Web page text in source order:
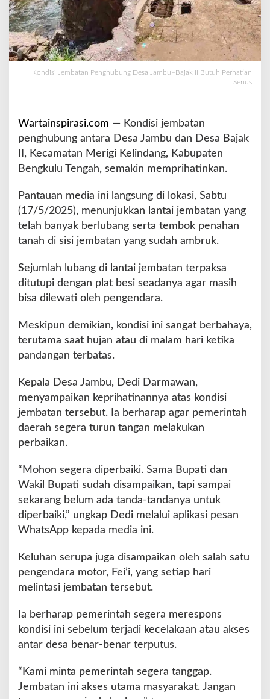
k
a
n
,
a
n
P
e
h
u
b
u
D
e
s
J
m
–
B
j
a
I
u
t
u
h
r
h
a
i
n
S
r
i
Kondisi Jembatan Penghubung Desa Jambu–Bajak II Butuh Perhatian
Serius
Wartainspirasi.com — Kondisi jembatan
penghubung antara Desa Jambu dan Desa Bajak
II, Kecamatan Merigi Kelindang, Kabupaten
Bengkulu Tengah, semakin memprihatinkan.
Pantauan media ini langsung di lokasi, Sabtu
(17/5/2025), menunjukkan lantai jembatan yang
telah banyak berlubang serta tembok penahan
tanah di sisi jembatan yang sudah ambruk.
Sejumlah lubang di lantai jembatan terpaksa
ditutupi dengan plat besi seadanya agar masih
bisa dilewati oleh pengendara.
Meskipun demikian, kondisi ini sangat berbahaya,
terutama saat hujan atau di malam hari ketika
pandangan terbatas.
Kepala Desa Jambu, Dedi Darmawan,
menyampaikan keprihatinannya atas kondisi
jembatan tersebut. Ia berharap agar pemerintah
daerah segera turun tangan melakukan
perbaikan.
“Mohon segera diperbaiki. Sama Bupati dan
Wakil Bupati sudah disampaikan, tapi sampai
sekarang belum ada tanda-tandanya untuk
diperbaiki,” ungkap Dedi melalui aplikasi pesan
WhatsApp kepada media ini.
Keluhan serupa juga disampaikan oleh salah satu
pengendara motor, Fei’i, yang setiap hari
melintasi jembatan tersebut.
Ia berharap pemerintah segera merespons
kondisi ini sebelum terjadi kecelakaan atau akses
antar desa benar-benar terputus.
“Kami minta pemerintah segera tanggap.
Jembatan ini akses utama masyarakat. Jangan